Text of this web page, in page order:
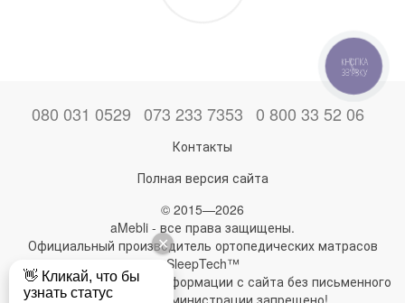
080 031 0529 073 233 7353 0 800 33 52 06
Контакты
Полная версия сайта
© 2015—2026
aMebli - все права защищены.
Официальный производитель ортопедических матрасов
SleepTech™
Любое использование информации с сайта без письменного
разрешения администрации запрещено!
КНОПКА
ЗВ'ЯЗКУ